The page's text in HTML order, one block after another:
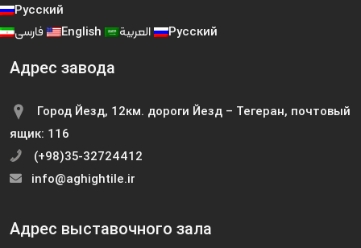
Русский
English Русский
Адрес завода
Город Йезд, 12км. дороги Йезд – Тегеран, почтовый
ящик: 116
(+98)35-32724412
info@aghightile.ir
Адрес выставочного зала